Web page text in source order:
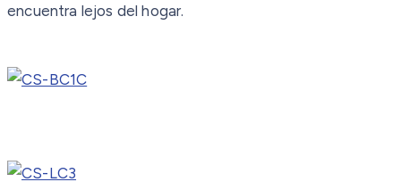
encuentra lejos del hogar.